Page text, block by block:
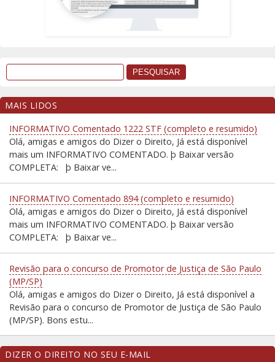
MAIS LIDOS
INFORMATIVO Comentado 1222 STF (completo e resumido)
Olá, amigas e amigos do Dizer o Direito, Já está disponível
mais um INFORMATIVO COMENTADO. þ Baixar versão
COMPLETA: þ Baixar ve...
INFORMATIVO Comentado 894 (completo e resumido)
Olá, amigas e amigos do Dizer o Direito, Já está disponível
mais um INFORMATIVO COMENTADO. þ Baixar versão
COMPLETA: þ Baixar ve...
Revisão para o concurso de Promotor de Justiça de São Paulo
(MP/SP)
Olá, amigas e amigos do Dizer o Direito, Já está disponível a
Revisão para o concurso de Promotor de Justiça de São Paulo
(MP/SP). Bons estu...
DIZER O DIREITO NO SEU E-MAIL